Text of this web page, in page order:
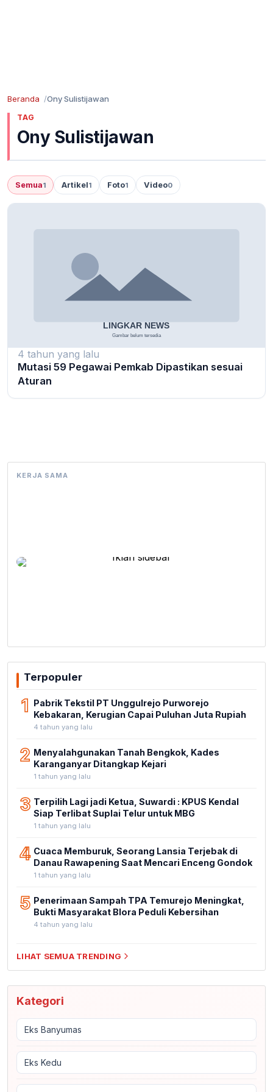
Beranda Ony Sulistijawan
TAG
Ony Sulistijawan
Semua1 Artikel1 Foto1 Video0
4 tahun yang lalu
Mutasi 59 Pegawai Pemkab Dipastikan sesuai
Aturan
KERJA SAMA
Terpopuler
1 Pabrik Tekstil PT Unggulrejo Purworejo
Kebakaran, Kerugian Capai Puluhan Juta Rupiah
4 tahun yang lalu
2 Menyalahgunakan Tanah Bengkok, Kades
Karanganyar Ditangkap Kejari
1 tahun yang lalu
3 Terpilih Lagi jadi Ketua, Suwardi : KPUS Kendal
Siap Terlibat Suplai Telur untuk MBG
1 tahun yang lalu
4 Cuaca Memburuk, Seorang Lansia Terjebak di
Danau Rawapening Saat Mencari Enceng Gondok
1 tahun yang lalu
5 Penerimaan Sampah TPA Temurejo Meningkat,
Bukti Masyarakat Blora Peduli Kebersihan
4 tahun yang lalu
LIHAT SEMUA TRENDING
Kategori
Eks Banyumas
Eks Kedu